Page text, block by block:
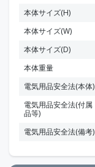
本体サイズ(H)
本体サイズ(W)
本体サイズ(D)
本体重量
電気用品安全法(本体)
電気用品安全法(付属
品等)
電気用品安全法(備考)